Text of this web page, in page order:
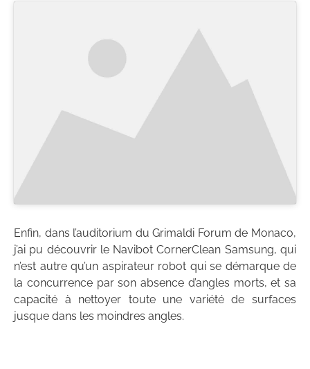
Enfin, dans l’auditorium du Grimaldi Forum de Monaco,
j’ai pu découvrir le Navibot CornerClean Samsung, qui
n’est autre qu’un aspirateur robot qui se démarque de
la concurrence par son absence d’angles morts, et sa
capacité à nettoyer toute une variété de surfaces
jusque dans les moindres angles.